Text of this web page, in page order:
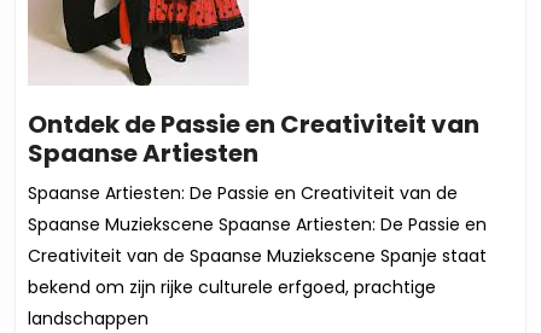
Ontdek de Passie en Creativiteit van
Spaanse Artiesten
de
Passie
en
Creativiteit
van
Spaanse Artiesten: De Passie en Creativiteit van de
Spaanse Muziekscene Spaanse Artiesten: De Passie en
Creativiteit van de Spaanse Muziekscene Spanje staat
bekend om zijn rijke culturele erfgoed, prachtige
landschappen